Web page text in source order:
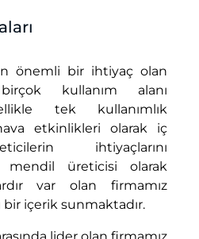
önemli bir ihtiyaç olan
kullanım alanı
tek kullanımlık
etkinlikleri olarak iç
ihtiyaçlarını
mendil üreticisi olarak
var olan firmamız
içerik sunmaktadır.